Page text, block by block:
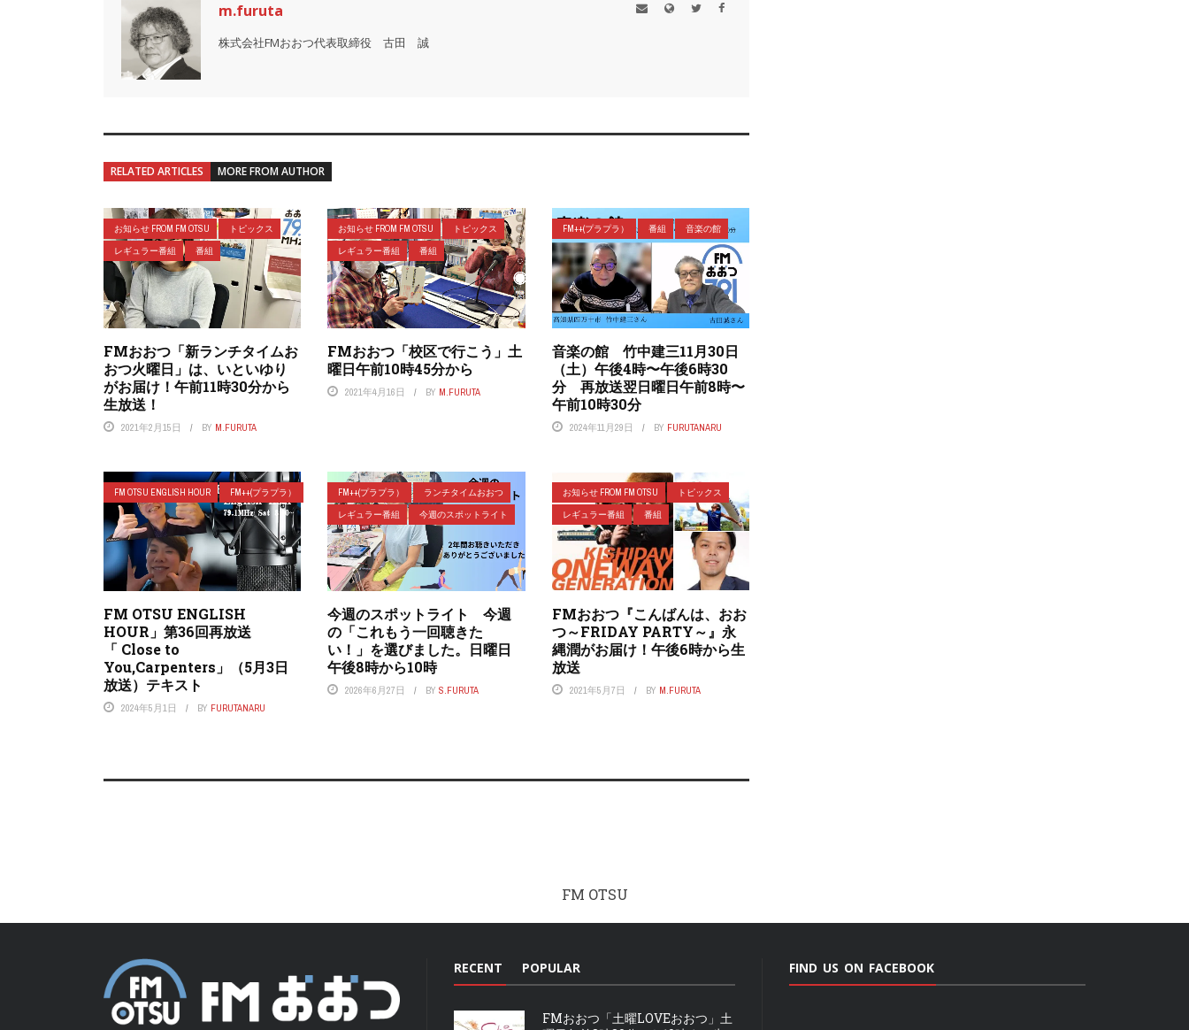
m.furuta
株式会社FMおおつ代表取締役 古田 誠
RELATED ARTICLES MORE FROM AUTHOR
お知らせ FROM FM OTSU
トピックス
レギュラー番組
番組
FMおおつ「新ランチタイムお
おつ火曜日」は、いといゆり
がお届け！午前11時30分から
生放送！
2021年2月15日 BY M.FURUTA
お知らせ FROM FM OTSU
トピックス
レギュラー番組
番組
FMおおつ「校区で行こう」土
曜日午前10時45分から
2021年4月16日 BY M.FURUTA
FM++(プラプラ） 番組 音楽の館
音楽の館 竹中建三11月30日
（土）午後4時〜午後6時30
分 再放送翌日曜日午前8時〜
午前10時30分
2024年11月29日 BY FURUTANARU
FM OTSU ENGLISH HOUR FM++(プラプラ）
FM OTSU ENGLISH
HOUR」第36回再放送
「 Close to
You,Carpenters」（5月3日
放送）テキスト
2024年5月1日 BY FURUTANARU
FM++(プラプラ）
ランチタイムおおつ
レギュラー番組
今週のスポットライト
今週のスポットライト 今週
の「これもう一回聴きた
い！」を選びました。日曜日
午後8時から10時
2026年6月27日 BYS.FURUTA
お知らせ FROM FM OTSU
トピックス
レギュラー番組
番組
FMおおつ『こんばんは、おお
つ～FRIDAY PARTY～』永
縄潤がお届け！午後6時から生
放送
2021年5月7日 BY M.FURUTA
FM OTSU
RECENT POPULAR
FMおおつ「土曜LOVEおおつ」土
FIND US ON FACEBOOK